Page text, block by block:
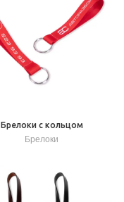
Брелоки с кольцом
Брелоки